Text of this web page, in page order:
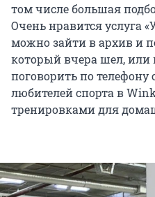
том числе большая
Очень нравится услуга
можно зайти в архив и
который вчера шел, или
поговорить по
любителей спорта в
тренировками для